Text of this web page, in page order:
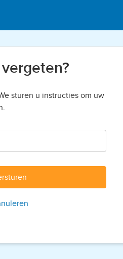
sturen u instructies om uw